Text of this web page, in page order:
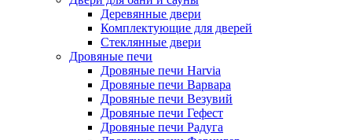
Деревянные двери
Комплектующие для дверей
Стеклянные двери
Дровяные печи
Дровяные печи Harvia
Дровяные печи Варвара
Дровяные печи Везувий
Дровяные печи Гефест
Дровяные печи Радуга